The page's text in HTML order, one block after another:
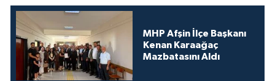
MHP Afşin İlçe Başkanı
Kenan Karaağaç
Mazbatasını Aldı